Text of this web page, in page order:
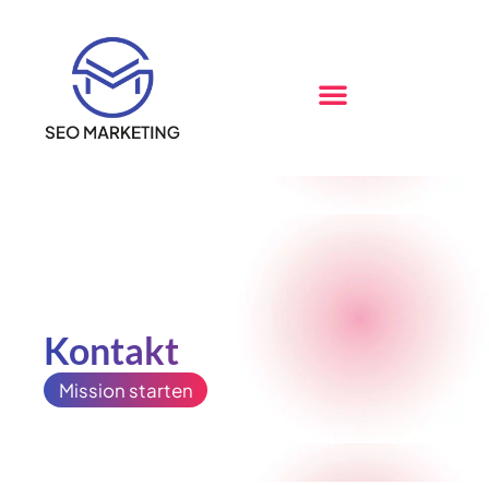
Kontakt
Mission starten